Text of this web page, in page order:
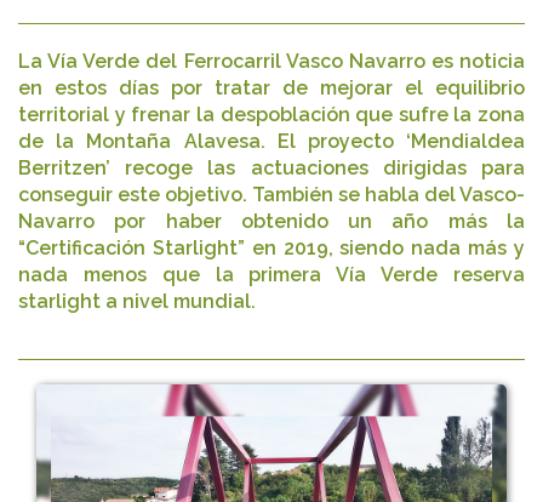
La Vía Verde del Ferrocarril Vasco Navarro es noticia
en estos días por tratar de mejorar el equilibrio
territorial y frenar la despoblación que sufre la zona
de la Montaña Alavesa. El proyecto ‘Mendialdea
Berritzen’ recoge las actuaciones dirigidas para
conseguir este objetivo. También se habla del Vasco-
Navarro por haber obtenido un año más la
“Certificación Starlight” en 2019, siendo nada más y
nada menos que la primera Vía Verde reserva
starlight a nivel mundial.